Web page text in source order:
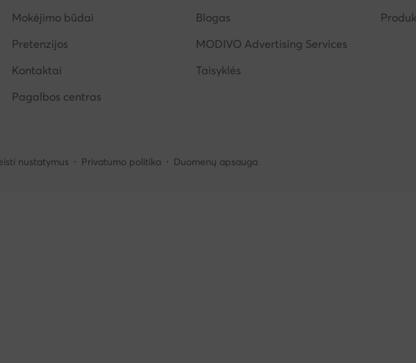
Mokėjimo būdai
Pretenzijos
Kontaktai
Pagalbos centras
Blogas
MODIVO Advertising Services
Taisyklės
nustatymus Privatumo politika Duomenų apsauga